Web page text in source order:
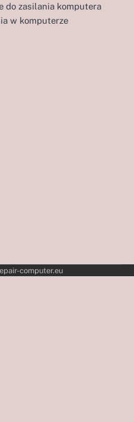
do zasilania komputera
w komputerze
computer.eu